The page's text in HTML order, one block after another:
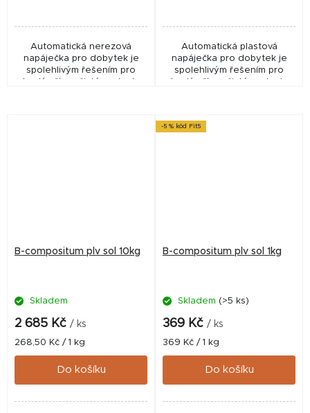
Automatická nerezová
napáječka pro dobytek je
spolehlivým řešením pro
Automatická plastová
napáječka pro dobytek je
spolehlivým řešením pro
B-compositum plv sol 10kg
Skladem
2 685 Kč / ks
Měrná
cena:
268,50 Kč / 1 kg
Do košíku
-5 % kód Fit5
B-compositum plv sol 1kg
Skladem (>5 ks)
369 Kč / ks
Měrná
cena:
369 Kč / 1 kg
Do košíku